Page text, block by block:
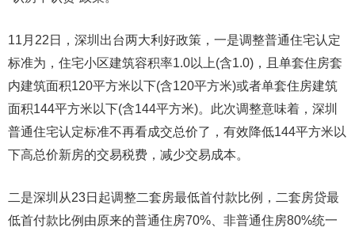
11月22日，深圳出台两大利好政策，一是调整普通住宅认定
标准为，住宅小区建筑容积率1.0以上(含1.0)，且单套住房套
内建筑面积120平方米以下(含120平方米)或者单套住房建筑
面积144平方米以下(含144平方米)。此次调整意味着，深圳
普通住宅认定标准不再看成交总价了，有效降低144平方米以
下高总价新房的交易税费，减少交易成本。
二是深圳从23日起调整二套房最低首付款比例，二套房贷最
低首付款比例由原来的普通住房70%、非普通住房80%统一